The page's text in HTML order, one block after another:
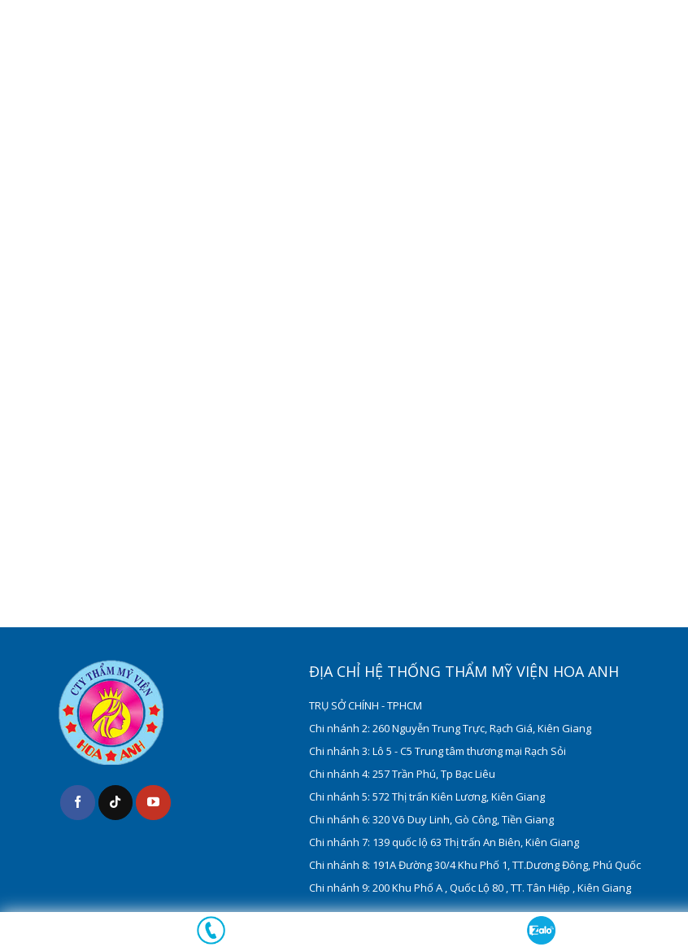
ĐỊA CHỈ HỆ THỐNG THẨM MỸ VIỆN HOA ANH
TRỤ SỞ CHÍNH - TPHCM
Chi nhánh 2: 260 Nguyễn Trung Trực, Rạch Giá, Kiên Giang
Chi nhánh 3: Lô 5 - C5 Trung tâm thương mại Rạch Sỏi
Chi nhánh 4: 257 Trần Phú, Tp Bạc Liêu
Chi nhánh 5: 572 Thị trấn Kiên Lương, Kiên Giang
Chi nhánh 6: 320 Võ Duy Linh, Gò Công, Tiền Giang
Chi nhánh 7: 139 quốc lộ 63 Thị trấn An Biên, Kiên Giang
Chi nhánh 8: 191A Đường 30/4 Khu Phố 1, TT.Dương Đông, Phú Quốc
Chi nhánh 9: 200 Khu Phố A , Quốc Lộ 80 , TT. Tân Hiệp , Kiên Giang